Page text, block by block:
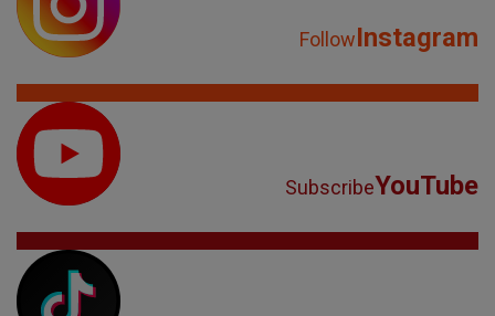
FollowInstagram
SubscribeYouTube